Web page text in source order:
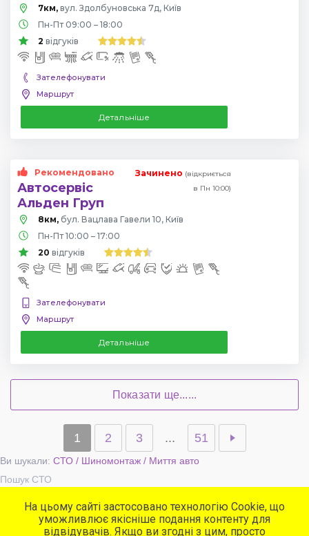
7км, вул. Здолбуновська 7д, Київ
Пн-Пт 09:00 – 18:00
2 відгуків
Зателефонувати
Маршрут
Детальніше
Рекомендовано
Автосервіс
Альден Груп
Зачинено (відкриється
в Пн 10:00)
8км, бул. Вацлава Гавели 10, Київ
Пн-Пт 10:00 – 17:00
20 відгуків
Зателефонувати
Маршрут
Детальніше
Показати ще......
1 2 3 ... 51
Ви шукали: СТО / Шиномонтаж / Миття авто
Пошук СТО
Популярні сервіси
СТО
На цьому сайті застосовано технологію Cookie, що
уможливлює якісніше подання контенту для
відвідувачів. Якщо ви згодні з цим, просто